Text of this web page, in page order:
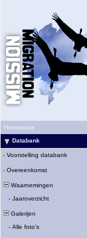
Homepage
Databank
- Voorstelling databank
- Overeenkomst
Waarnemingen
- Jaaroverzicht
Galerijen
- Alle foto's